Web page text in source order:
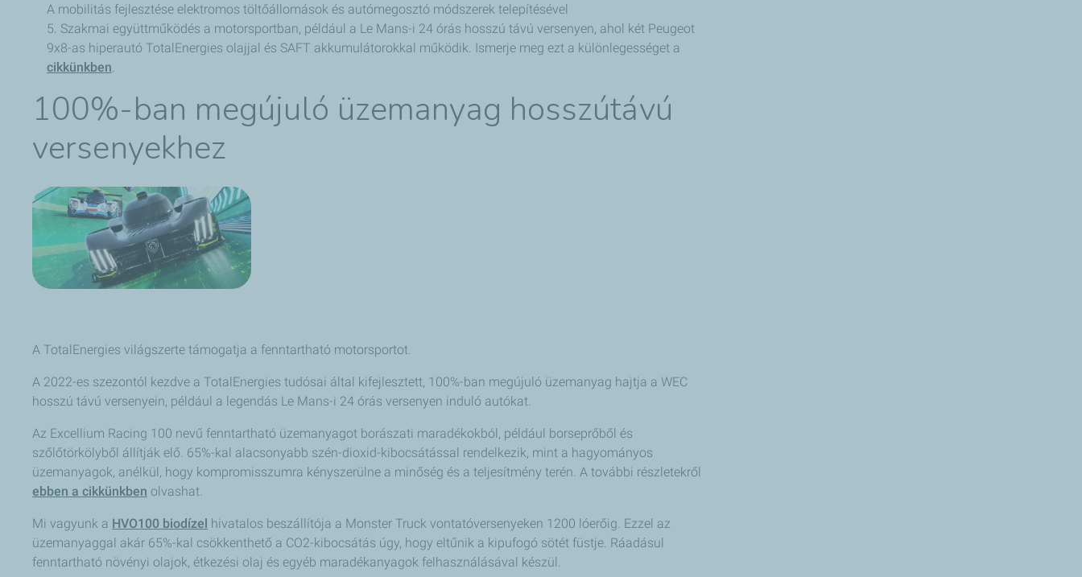
A mobilitás fejlesztése elektromos töltőállomások és autómegosztó módszerek telepítésével
5. Szakmai együttműködés a motorsportban, például a Le Mans-i 24 órás hosszú távú versenyen, ahol két Peugeot
9x8-as hiperautó TotalEnergies olajjal és SAFT akkumulátorokkal működik. Ismerje meg ezt a különlegességet a
cikkünkben.
100%-ban megújuló üzemanyag hosszútávú
versenyekhez
A TotalEnergies világszerte támogatja a fenntartható motorsportot.
A 2022-es szezontól kezdve a TotalEnergies tudósai által kifejlesztett, 100%-ban megújuló üzemanyag hajtja a WEC
hosszú távú versenyein, például a legendás Le Mans-i 24 órás versenyen induló autókat.
Az Excellium Racing 100 nevű fenntartható üzemanyagot borászati maradékokból, például borseprőből és
szőlőtörkölyből állítják elő. 65%-kal alacsonyabb szén-dioxid-kibocsátással rendelkezik, mint a hagyományos
üzemanyagok, anélkül, hogy kompromisszumra kényszerülne a minőség és a teljesítmény terén. A további részletekről
ebben a cikkünkben olvashat.
Mi vagyunk a HVO100 biodízel hivatalos beszállítója a Monster Truck vontatóversenyeken 1200 lóerőig. Ezzel az
üzemanyaggal akár 65%-kal csökkenthető a CO2-kibocsátás úgy, hogy eltűnik a kipufogó sötét füstje. Ráadásul
fenntartható növényi olajok, étkezési olaj és egyéb maradékanyagok felhasználásával készül.